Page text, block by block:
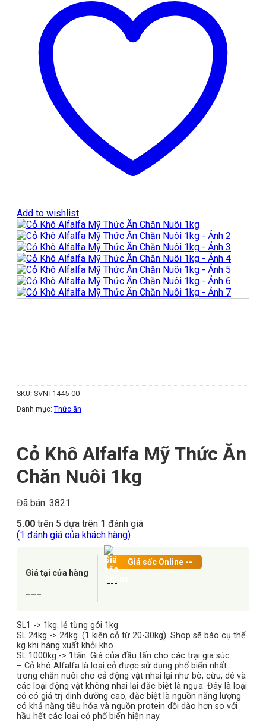
Add to wishlist
SKU: SVNT1445-00
Danh mục: Thức ăn
Cỏ Khô Alfalfa Mỹ Thức Ăn
Chăn Nuôi 1kg
Đã bán: 3821
5.00 trên 5 dựa trên 1 đánh giá
(1 đánh giá của khách hàng)
Giá tại cửa hàng
---
Giá sốc Online --
---
SL1 -> 1kg. lẻ từng gói 1kg
SL 24kg -> 24kg. (1 kiện cỏ từ 20-30kg). Shop sẽ báo cụ thể
kg khi hàng xuất khỏi kho
SL 1000kg -> 1tấn. Giá của đầu tấn cho các trại gia súc.
– Cỏ khô Alfalfa là loại cỏ được sử dụng phổ biến nhất
trong chăn nuôi cho cả động vật nhai lại như bò, cừu, dê và
các loại động vật không nhai lại đặc biệt là ngựa. Đây là loại
cỏ có giá trị dinh dưỡng cao, đặc biệt là nguồn năng lượng
có khả năng tiêu hóa và nguồn protein dồi dào hơn so với
hầu hết các loại cỏ phổ biến hiện nay.